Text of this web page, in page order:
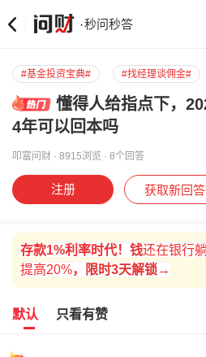
·秒问秒答
#基金投资宝典# #找经理谈佣金#
懂得人给指点下，
4年可以回本吗
叩富问财 · 8915浏览 · 8个回答
注册 获取新回答
存款1%利率时代！ 钱还在银行
提高20%， 限时3天解锁→
默认 只看有赞